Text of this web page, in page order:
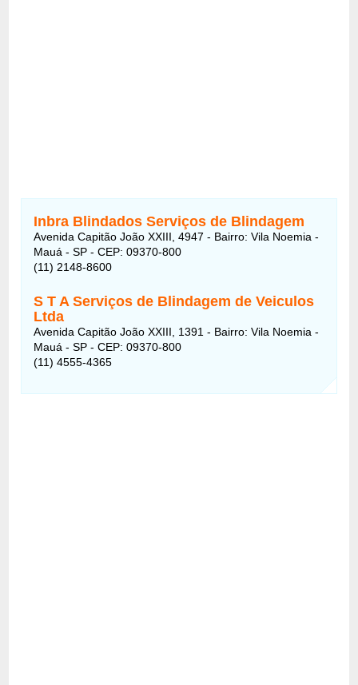
Inbra Blindados Serviços de Blindagem
Avenida Capitão João XXIII, 4947 - Bairro: Vila Noemia -
Mauá - SP - CEP: 09370-800
(11) 2148-8600
S T A Serviços de Blindagem de Veiculos
Ltda
Avenida Capitão João XXIII, 1391 - Bairro: Vila Noemia -
Mauá - SP - CEP: 09370-800
(11) 4555-4365